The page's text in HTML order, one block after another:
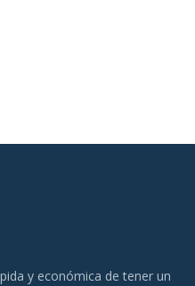
y económica de tener un